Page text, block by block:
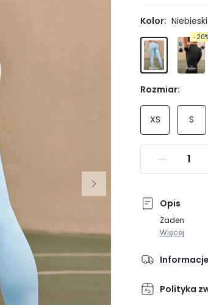
Kolor: Niebieski
-
Rozmiar:
XS S
Opis
Żaden
Więcej
Polityka